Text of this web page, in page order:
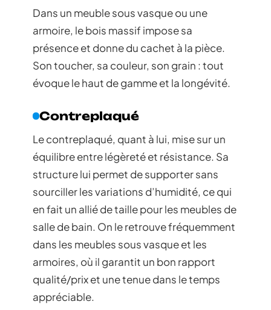
Dans un meuble sous vasque ou une
armoire, le bois massif impose sa
présence et donne du cachet à la pièce.
Son toucher, sa couleur, son grain : tout
évoque le haut de gamme et la longévité.
Contreplaqué
Le contreplaqué, quant à lui, mise sur un
équilibre entre légèreté et résistance. Sa
structure lui permet de supporter sans
sourciller les variations d’humidité, ce qui
en fait un allié de taille pour les meubles de
salle de bain. On le retrouve fréquemment
dans les meubles sous vasque et les
armoires, où il garantit un bon rapport
qualité/prix et une tenue dans le temps
appréciable.